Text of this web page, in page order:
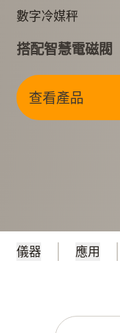
數字冷媒秤
搭配智慧電磁閥
查看產品
儀器 應用